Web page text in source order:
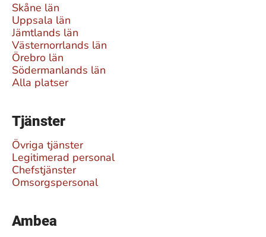
Skåne län
Uppsala län
Jämtlands län
Västernorrlands län
Örebro län
Södermanlands län
Alla platser
Tjänster
Övriga tjänster
Legitimerad personal
Chefstjänster
Omsorgspersonal
Ambea